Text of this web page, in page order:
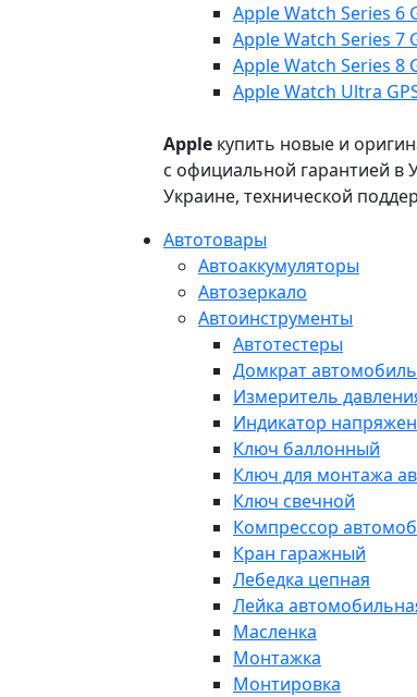
Apple Watch Series 6
Apple Watch Series 7
Apple Watch Series 8
Apple Watch Ultra
Apple купить новые и
с официальной гарантией в
Украине, технической
Автотовары
Автоаккумуляторы
Автозеркало
Автоинструменты
Автотестеры
Домкрат
Измеритель
Индикатор
Ключ баллонный
Ключ для монтажа
Ключ свечной
Компрессор
Кран гаражный
Лебедка цепная
Лейка
Масленка
Монтажка
Монтировка